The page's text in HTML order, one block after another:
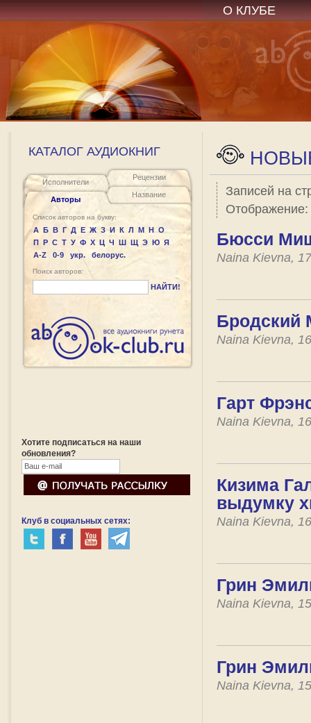
О КЛУБЕ
КАТАЛОГ АУДИОКНИГ
Исполнители
Авторы
Рецензии
Название
Список авторов на букву:
А Б В Г Д Е Ж З И К Л М Н О
П Р С Т У Ф Х Ц Ч Ш Щ Э Ю Я
A-Z
0-9 укр. белорус.
Поиск авторов:
НАЙТИ!
Хотите подписаться на наши
обновления?
Клуб в социальных сетях:
Записей на
Отображение:
Бюсси
Naina Kievna,
Бродский
Naina Kievna,
Гарт
Naina Kievna,
Кизима
выдумку
Naina Kievna,
Грин
Naina Kievna,
Грин
Naina Kievna,